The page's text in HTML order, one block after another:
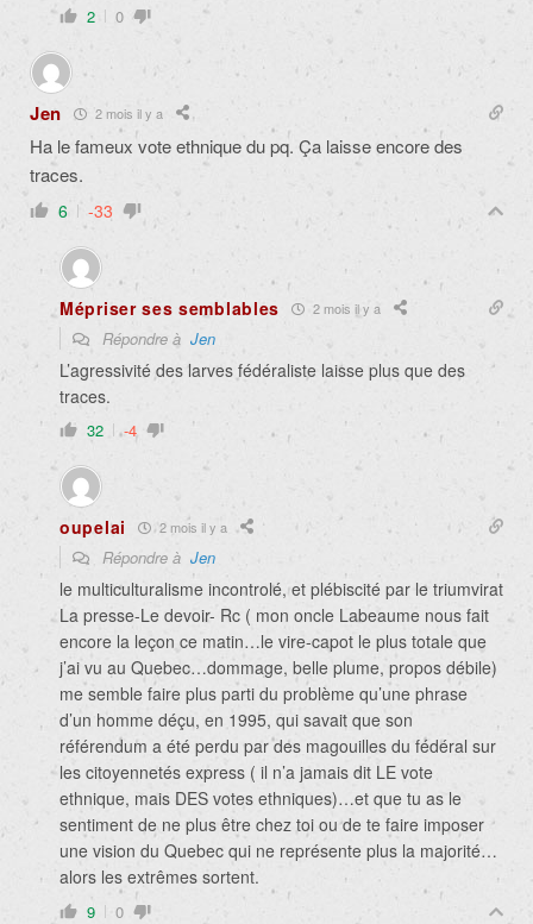
2 0
Jen 2 mois il y a
Ha le fameux vote ethnique du pq. Ça laisse encore des
traces.
6 -33
Mépriser ses semblables 2 mois il y a
Répondre à Jen
L’agressivité des larves fédéraliste laisse plus que des
traces.
32 -4
oupelai 2 mois il y a
Répondre à Jen
le multiculturalisme incontrolé, et plébiscité par le triumvirat
La presse-Le devoir- Rc ( mon oncle Labeaume nous fait
encore la leçon ce matin…le vire-capot le plus totale que
j’ai vu au Quebec…dommage, belle plume, propos débile)
me semble faire plus parti du problème qu’une phrase
d’un homme déçu, en 1995, qui savait que son
référendum a été perdu par des magouilles du fédéral sur
les citoyennetés express ( il n’a jamais dit LE vote
ethnique, mais DES votes ethniques)…et que tu as le
sentiment de ne plus être chez toi ou de te faire imposer
une vision du Quebec qui ne représente plus la majorité…
alors les extrêmes sortent.
9 0